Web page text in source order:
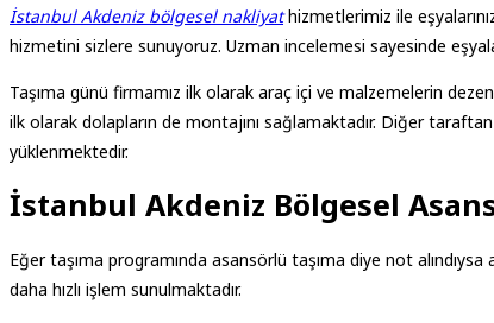
İstanbul Akdeniz bölgesel nakliyathizmetlerimiz ile
hizmetini sizlere sunuyoruz. Uzman incelemesi sayesinde
Taşıma günü firmamız ilk olarak araç içi ve malzemelerin
ilk olarak dolapların de montajını sağlamaktadır. Diğer
yüklenmektedir.
İstanbul Akdeniz Bölgesel
Eğer taşıma programında asansörlü taşıma diye not
daha hızlı işlem sunulmaktadır.